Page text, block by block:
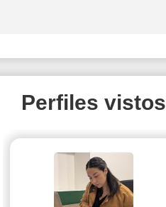
Perfiles vistos